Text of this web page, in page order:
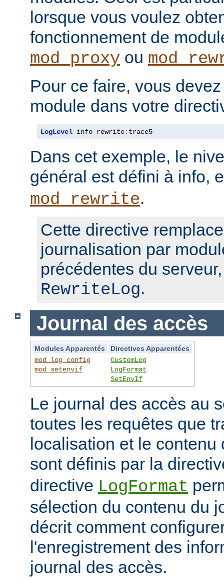
lorsque vous voulez
fonctionnement de
mod_proxy ou
Pour ce faire, vous
module dans votre
LogLevel info rewrite: trace5
Dans cet exemple, le
général est défini à info,
mod_rewrite.
Cette directive
journalisation par
précédentes du
RewriteLog.
Journal des accès
Modules Apparentés
Directives Apparentées
mod_log_config
mod_setenvif
CustomLog
LogFormat
SetEnvIf
Le journal des accès au
toutes les requêtes que
localisation et le
sont définis par la
directive LogFormat
sélection du contenu du
décrit comment
l'enregistrement des
journal des accès.